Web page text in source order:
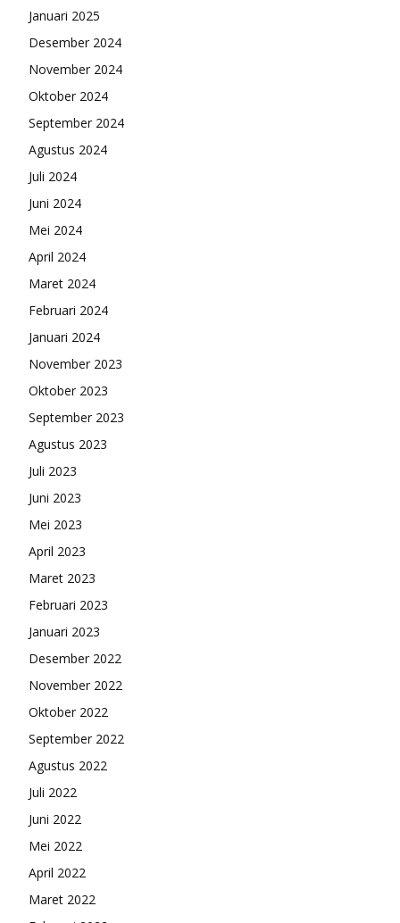
Januari 2025
Desember 2024
November 2024
Oktober 2024
September 2024
Agustus 2024
Juli 2024
Juni 2024
Mei 2024
April 2024
Maret 2024
Februari 2024
Januari 2024
November 2023
Oktober 2023
September 2023
Agustus 2023
Juli 2023
Juni 2023
Mei 2023
April 2023
Maret 2023
Februari 2023
Januari 2023
Desember 2022
November 2022
Oktober 2022
September 2022
Agustus 2022
Juli 2022
Juni 2022
Mei 2022
April 2022
Maret 2022